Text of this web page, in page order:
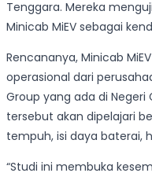
Tenggara. Mereka
Minicab MiEV sebagai
Rencananya, Minicab
operasional dari
Group yang ada di Negeri
tersebut akan dipelajari
tempuh, isi daya baterai,
“Studi ini membuka